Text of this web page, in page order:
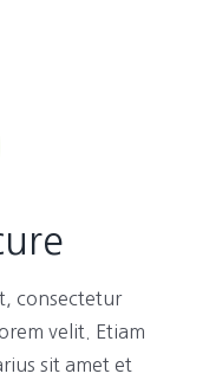
consectetur
velit. Etiam
sit amet et